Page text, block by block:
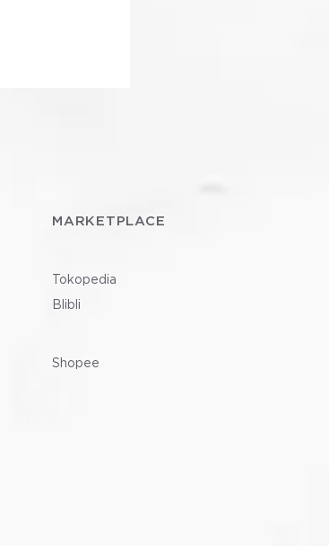
MARKETPLACE
Tokopedia
Blibli
Shopee